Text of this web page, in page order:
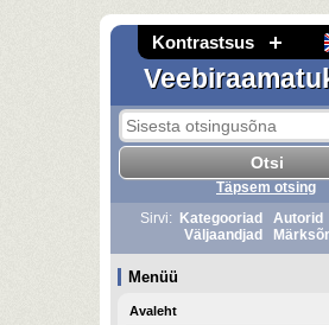
Kontrastsus
Täpsem otsing
Sirvi:
Kategooriad Autorid
Väljaandjad
Menüü
Avaleht